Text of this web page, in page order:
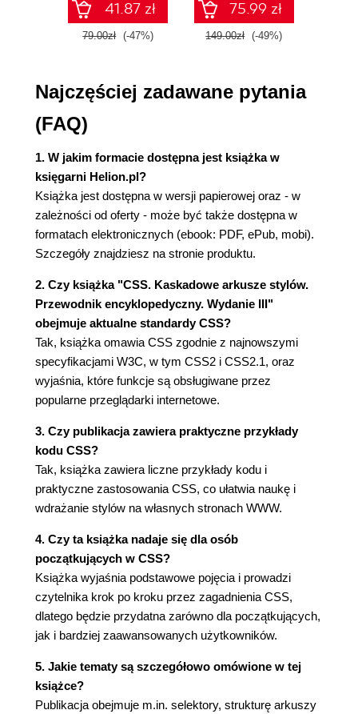
5. Czcionki (103)
Rodziny czcionek (104)
Style i warianty (121)
Właściwość font (127)
Podsumowanie (134)
6. Właściwości tekstu (137)
Wcięcia oraz wyrównanie poziome (137)
Wyrównanie w pionie (142)
Odstępy pomiędzy słowami oraz literami (151)
Dekoracja tekstu (156)
Cień tekstu (160)
Obsługa białych znaków (161)
Kierunek tekstu (163)
Podsumowanie (165)
7. Podstawowe formatowanie wizualne (167)
Elementy blokowe (170)
Elementy wewnętrzne (188)
Zmiana wyświetlania elementu (207)
Podsumowanie (214)
8. Dopełnienie, obramowanie oraz marginesy (215)
Podstawowe pojemniki elementów (215)
Marginesy (219)
Obramowanie (231)
Dopełnienie (245)
Podsumowanie (251)
9. Kolory i tła (253)
Kolory (253)
Kolory pierwszego planu (254)
Tło (260)
41.87 zł
79.00zł (-47%)
75.99 zł
149.00zł (-49%)
Najczęściej zadawane pytania
(FAQ)
1. W jakim formacie dostępna jest książka w
księgarni Helion.pl?
Książka jest dostępna w wersji papierowej oraz - w
zależności od oferty - może być także dostępna w
formatach elektronicznych (ebook: PDF, ePub, mobi).
Szczegóły znajdziesz na stronie produktu.
2. Czy książka "CSS. Kaskadowe arkusze stylów.
Przewodnik encyklopedyczny. Wydanie III"
obejmuje aktualne standardy CSS?
Tak, książka omawia CSS zgodnie z najnowszymi
specyfikacjami W3C, w tym CSS2 i CSS2.1, oraz
wyjaśnia, które funkcje są obsługiwane przez
popularne przeglądarki internetowe.
3. Czy publikacja zawiera praktyczne przykłady
kodu CSS?
Tak, książka zawiera liczne przykłady kodu i
praktyczne zastosowania CSS, co ułatwia naukę i
wdrażanie stylów na własnych stronach WWW.
4. Czy ta książka nadaje się dla osób
początkujących w CSS?
Książka wyjaśnia podstawowe pojęcia i prowadzi
czytelnika krok po kroku przez zagadnienia CSS,
dlatego będzie przydatna zarówno dla początkujących,
jak i bardziej zaawansowanych użytkowników.
5. Jakie tematy są szczegółowo omówione w tej
książce?
Publikacja obejmuje m.in. selektory, strukturę arkuszy